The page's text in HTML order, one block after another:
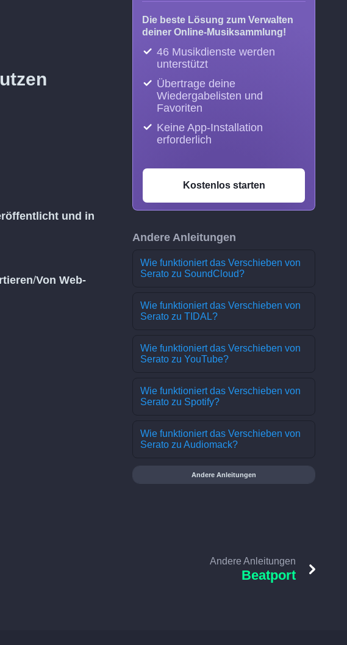
und in
/Von Web-
Die beste Lösung zum Verwalten
deiner Online-Musiksammlung!
46 Musikdienste werden
unterstützt
Übertrage deine
Wiedergabelisten und
Favoriten
Keine App-Installation
erforderlich
Kostenlos starten
Andere Anleitungen
Wie funktioniert das Verschieben von
Serato zu SoundCloud?
Wie funktioniert das Verschieben von
Serato zu TIDAL?
Wie funktioniert das Verschieben von
Serato zu YouTube?
Wie funktioniert das Verschieben von
Serato zu Spotify?
Wie funktioniert das Verschieben von
Serato zu Audiomack?
Andere Anleitungen
Andere Anleitungen
Beatport